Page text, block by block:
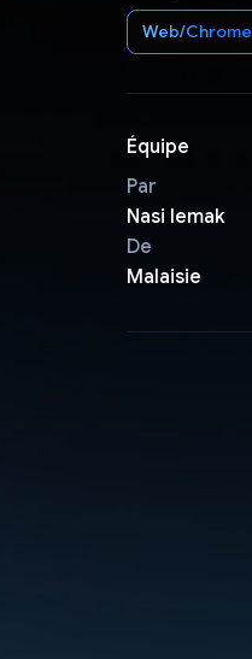
Web/Chrome
Équipe
Par
Nasi lemak
De
Malaisie